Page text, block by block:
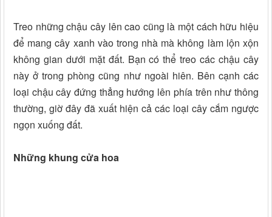
Treo những chậu cây lên cao cũng là một cách hữu hiệu
để mang cây xanh vào trong nhà mà không làm lộn xộn
không gian dưới mặt đất. Bạn có thể treo các chậu cây
này ở trong phòng cũng như ngoài hiên. Bên cạnh các
loại chậu cây đứng thẳng hướng lên phía trên như thông
thường, giờ đây đã xuất hiện cả các loại cây cắm ngược
ngọn xuống đất.
Những khung cửa hoa